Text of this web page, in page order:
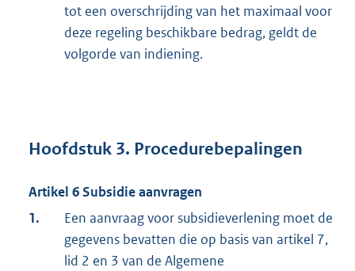
tot een overschrijding van het maximaal voor
deze regeling beschikbare bedrag, geldt de
volgorde van indiening.
Hoofdstuk 3. Procedurebepalingen
Artikel 6 Subsidie aanvragen
1.
Een aanvraag voor subsidieverlening moet de
gegevens bevatten die op basis van artikel 7,
lid 2 en 3 van de Algemene